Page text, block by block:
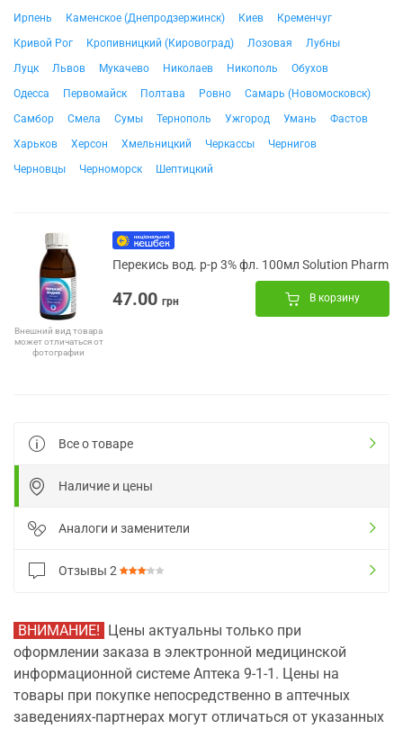
Ирпень
Каменское (Днепродзержинск) Киев
Кременчуг
Кривой Рог
Кропивницкий (Кировоград) Лозовая
Лубны
Луцк
Львов Мукачево Николаев Никополь
Обухов
Одесса
Первомайск Полтава Ровно
Самарь (Новомосковск)
Самбор
Смела Сумы Тернополь Ужгород Умань
Фастов
Харьков
Херсон Хмельницкий Черкассы
Чернигов
Черновцы
Черноморск Шептицкий
Внешний вид товара
может отличаться от
фотографии
Перекись вод. р-р 3% фл. 100мл Solution Pharm
47.00 грн В корзину
Все о товаре
Наличие и цены
Аналоги и заменители
Отзывы 2
ВНИМАНИЕ! Цены актуальны только при
оформлении заказа в электронной медицинской
информационной системе Аптека 9-1-1. Цены на
товары при покупке непосредственно в аптечных
заведениях-партнерах могут отличаться от указанных